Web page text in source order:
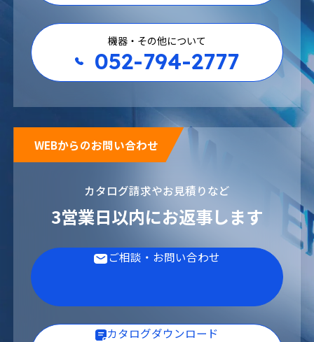
ボイラー水
冷却水
機器・その他について
052-794-2777
WEBからのお問い合わせ
カタログ請求やお見積りなど
3営業日以内にお返事します
ご相談・お問い合わせ
カタログダウンロード